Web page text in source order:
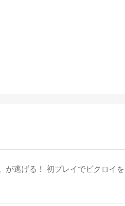
が逃げる！ 初プレイでビクロイ